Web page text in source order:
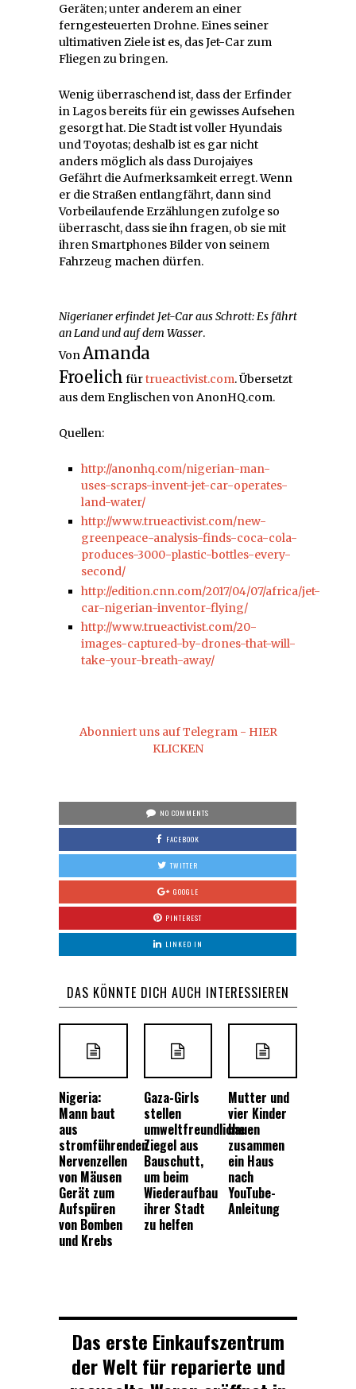
Geräten; unter anderem an einer
ferngesteuerten Drohne. Eines seiner
ultimativen Ziele ist es, das Jet-Car zum
Fliegen zu bringen.
Wenig überraschend ist, dass der Erfinder
in Lagos bereits für ein gewisses Aufsehen
gesorgt hat. Die Stadt ist voller Hyundais
und Toyotas; deshalb ist es gar nicht
anders möglich als dass Durojaiyes
Gefährt die Aufmerksamkeit erregt. Wenn
er die Straßen entlangfährt, dann sind
Vorbeilaufende Erzählungen zufolge so
überrascht, dass sie ihn fragen, ob sie mit
ihren Smartphones Bilder von seinem
Fahrzeug machen dürfen.
Nigerianer erfindet Jet-Car aus Schrott: Es fährt
an Land und auf dem Wasser.
VonAmanda
Froelich fürtrueactivist.com. Übersetzt
aus dem Englischen von AnonHQ.com.
Quellen:
http://anonhq.com/nigerian-man-
uses-scraps-invent-jet-car-operates-
land-water/
http://www.trueactivist.com/new-
greenpeace-analysis-finds-coca-cola-
produces-3000-plastic-bottles-every-
second/
http://edition.cnn.com/2017/04/07/africa/jet-
car-nigerian-inventor-flying/
http://www.trueactivist.com/20-
images-captured-by-drones-that-will-
take-your-breath-away/
Abonniert uns auf Telegram - HIER
KLICKEN
NO COMMENTS
FACEBOOK
TWITTER
GOOGLE
PINTEREST
LINKED IN
DAS KÖNNTE DICH AUCH INTERESSIEREN
Nigeria:
Mann baut
aus
stromführenden
Nervenzellen
von Mäusen
Gerät zum
Aufspüren
von Bomben
und Krebs
Gaza-Girls
stellen
umweltfreundliche
Ziegel aus
Bauschutt,
um beim
Wiederaufbau
ihrer Stadt
zu helfen
Mutter und
vier Kinder
bauen
zusammen
ein Haus
nach
YouTube-
Anleitung
Das erste Einkaufszentrum
der Welt für reparierte und